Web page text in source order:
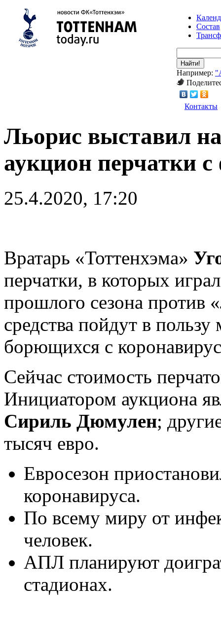
Состав
Найти!
Например:
Контакты
Льорис выставил
аукцион перчатки
25.4.2020, 17:20
Вратарь «Тоттенхэма»
перчатки, в которых
прошлого сезона против
средства пойдут в
борющихся с
Сейчас стоимость
Инициатором аукциона
Сириль Дюмулен;
тысяч евро.
Евросезон
коронавируса.
По всему миру от
человек.
АПЛ планируют
стадионах.